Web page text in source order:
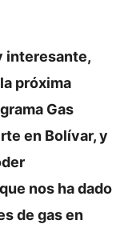
interesante,
próxima
Gas
en Bolívar, y
nos ha dado
de gas en